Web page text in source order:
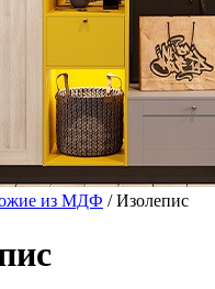
из МДФ / Изолепис